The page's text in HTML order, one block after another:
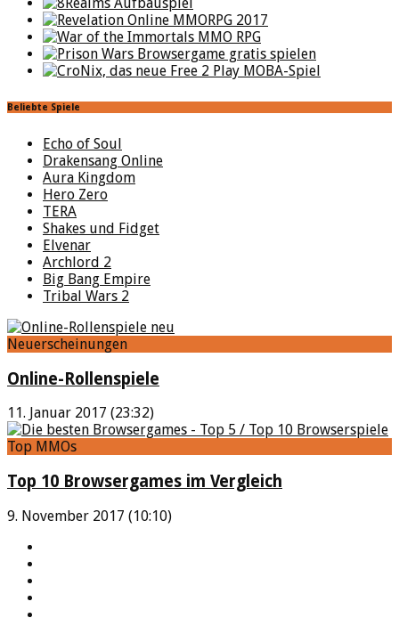
Beliebte Spiele
Echo of Soul
Drakensang Online
Aura Kingdom
Hero Zero
TERA
Shakes und Fidget
Elvenar
Archlord 2
Big Bang Empire
Tribal Wars 2
Neuerscheinungen
Online-Rollenspiele
11. Januar 2017 (23:32)
Top MMOs
Top 10 Browsergames im Vergleich
9. November 2017 (10:10)